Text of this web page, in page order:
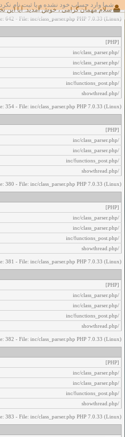
شما وارد حساب خود نشده و یا ثبت نام
اخطار‌های زیر رخ داد:
642 - File: inc/class_parser.php PHP 7.0.33 (Linux)
[PHP]
/inc/class_parser.php
/inc/class_parser.php
/inc/class_parser.php
/inc/functions_post.php
/showthread.php
354 - File: inc/class_parser.php PHP 7.0.33 (Linux)
[PHP]
/inc/class_parser.php
/inc/class_parser.php
/inc/functions_post.php
/showthread.php
380 - File: inc/class_parser.php PHP 7.0.33 (Linux)
[PHP]
/inc/class_parser.php
/inc/class_parser.php
/inc/functions_post.php
/showthread.php
381 - File: inc/class_parser.php PHP 7.0.33 (Linux)
[PHP]
/inc/class_parser.php
/inc/class_parser.php
/inc/functions_post.php
/showthread.php
382 - File: inc/class_parser.php PHP 7.0.33 (Linux)
[PHP]
/inc/class_parser.php
/inc/class_parser.php
/inc/functions_post.php
/showthread.php
383 - File: inc/class_parser.php PHP 7.0.33 (Linux)
سلام مهمان گرامی ، خوش آمدید. آیا این